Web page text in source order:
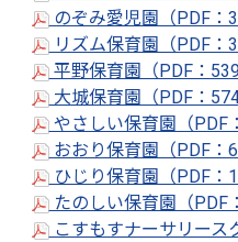
のぞみ愛児園（PDF：
リズム保育園（PDF：
平野保育園（PDF：
大城保育園（PDF：
やさしい保育園（PDF
おおり保育園（PDF：
ひじり保育園（PDF：
たのしい保育園（PDF
こすもすナーサリース